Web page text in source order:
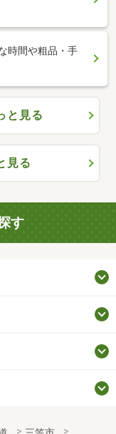
時間や粗品・手
と見る
見る
す